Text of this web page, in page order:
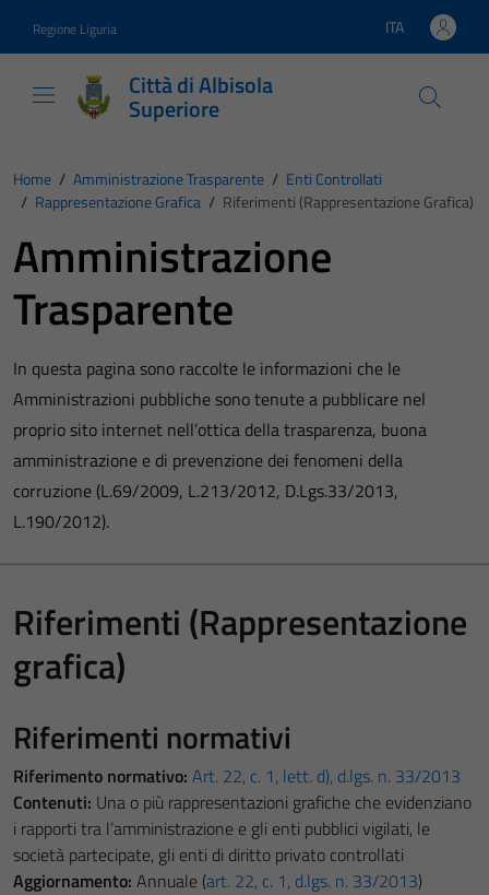
Regione Liguria Lingua attiva:
ITA
Città di Albisola
Superiore
Home / Amministrazione Trasparente / Enti Controllati
/ Rappresentazione Grafica / Riferimenti (Rappresentazione Grafica)
Amministrazione
Trasparente
In questa pagina sono raccolte le informazioni che le
Amministrazioni pubbliche sono tenute a pubblicare nel
proprio sito internet nell’ottica della trasparenza, buona
amministrazione e di prevenzione dei fenomeni della
corruzione (L.69/2009, L.213/2012, D.Lgs.33/2013,
L.190/2012).
Riferimenti (Rappresentazione
grafica)
Riferimenti normativi
Riferimento normativo: Art. 22, c. 1, lett. d), d.lgs. n. 33/2013
Contenuti: Una o più rappresentazioni grafiche che evidenziano
i rapporti tra l’amministrazione e gli enti pubblici vigilati, le
società partecipate, gli enti di diritto privato controllati
Aggiornamento: Annuale (art. 22, c. 1, d.lgs. n. 33/2013)